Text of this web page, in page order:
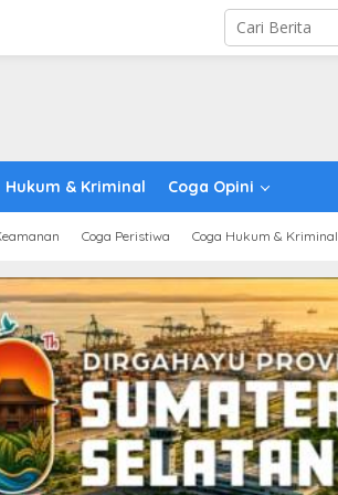
Hukum & Kriminal Coga Opini
Coga Peristiwa Coga Hukum & Kriminal